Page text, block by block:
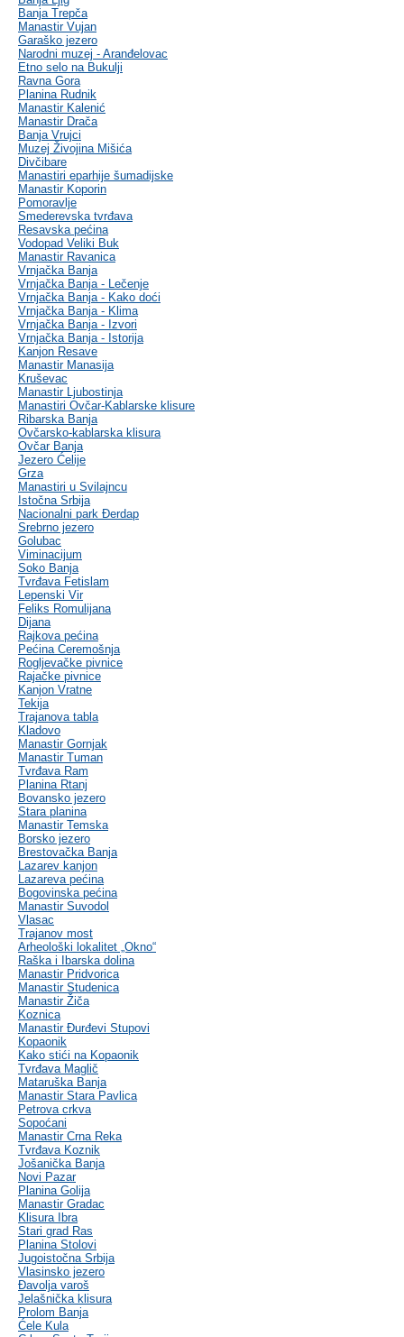
Banja Trepča
Manastir Vujan
Garaško jezero
Narodni muzej - Aranđelovac
Etno selo na Bukulji
Ravna Gora
Planina Rudnik
Manastir Kalenić
Manastir Drača
Banja Vrujci
Muzej Živojina Mišića
Divčibare
Manastiri eparhije šumadijske
Manastir Koporin
Pomoravlje
Smederevska tvrđava
Resavska pećina
Vodopad Veliki Buk
Manastir Ravanica
Vrnjačka Banja
Vrnjačka Banja - Lečenje
Vrnjačka Banja - Kako doći
Vrnjačka Banja - Klima
Vrnjačka Banja - Izvori
Vrnjačka Banja - Istorija
Kanjon Resave
Manastir Manasija
Kruševac
Manastir Ljubostinja
Manastiri Ovčar-Kablarske klisure
Ribarska Banja
Ovčarsko-kablarska klisura
Ovčar Banja
Jezero Ćelije
Grza
Manastiri u Svilajncu
Istočna Srbija
Nacionalni park Đerdap
Srebrno jezero
Golubac
Viminacijum
Soko Banja
Tvrđava Fetislam
Lepenski Vir
Feliks Romulijana
Dijana
Rajkova pećina
Pećina Ceremošnja
Rogljevačke pivnice
Rajačke pivnice
Kanjon Vratne
Tekija
Trajanova tabla
Kladovo
Manastir Gornjak
Manastir Tuman
Tvrđava Ram
Planina Rtanj
Bovansko jezero
Stara planina
Manastir Temska
Borsko jezero
Brestovačka Banja
Lazarev kanjon
Lazareva pećina
Bogovinska pećina
Manastir Suvodol
Vlasac
Trajanov most
Arheološki lokalitet „Okno“
Raška i Ibarska dolina
Manastir Pridvorica
Manastir Studenica
Manastir Žiča
Koznica
Manastir Đurđevi Stupovi
Kopaonik
Kako stići na Kopaonik
Tvrđava Maglič
Mataruška Banja
Manastir Stara Pavlica
Petrova crkva
Sopoćani
Manastir Crna Reka
Tvrđava Koznik
Jošanička Banja
Novi Pazar
Planina Golija
Manastir Gradac
Klisura Ibra
Stari grad Ras
Planina Stolovi
Jugoistočna Srbija
Vlasinsko jezero
Đavolja varoš
Jelašnička klisura
Prolom Banja
Ćele Kula